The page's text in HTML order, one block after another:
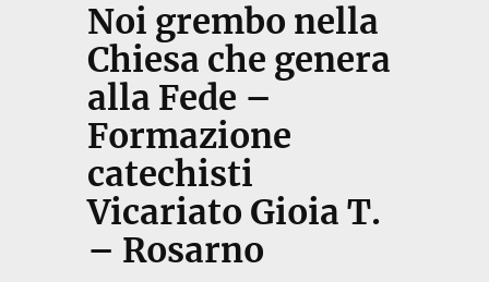
Noi grembo nella
Chiesa che genera
alla Fede –
Formazione
catechisti
Vicariato Gioia T.
– Rosarno